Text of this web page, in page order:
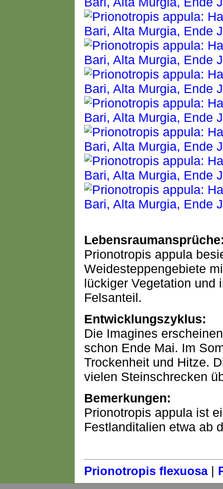
Prionotropis appula
Weidesteppengebiete
lückiger Vegetation und
Felsanteil.
Entwicklungszyklus:
Die Imagines
schon Ende Mai. Im
Trockenheit und Hitze.
vielen Steinschrecken
Bemerkungen:
Prionotropis appula ist
Festlanditalien etwa ab
Prionotropis flexuosa|